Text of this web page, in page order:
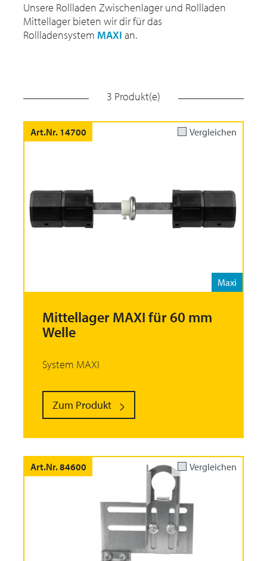
Unsere Rollladen Zwischenlager und Rollladen
Mittellager bieten wir dir für das
Rollladensystem MAXI an.
3 Produkt(e)
Art.Nr. 14700 Vergleichen
Maxi
Mittellager MAXI für 60 mm
Welle
System MAXI
Zum Produkt
Art.Nr. 84600 Vergleichen